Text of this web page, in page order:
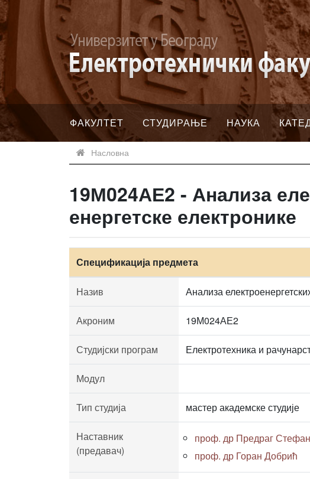
ФАКУЛТЕТ СТУДИРАЊЕ НАУКА
Насловна
19М024АЕ2 - Анализа
енергетске електронике
Спецификација предмета
Назив Анализа
Акроним 19М024АЕ2
Студијски програм Електротехника и
Модул
Тип студија мастер академске студије
Наставник
(предавач)
проф. др Предраг
проф. др Горан Добрић